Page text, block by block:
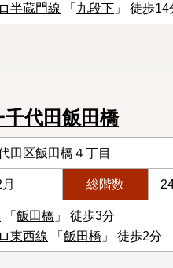
半蔵門線 「 九段下 」 徒歩14
代田飯田橋
田区飯田橋４丁目
総階数
「 飯田橋 」 徒歩3分
東西線 「 飯田橋 」 徒歩2分